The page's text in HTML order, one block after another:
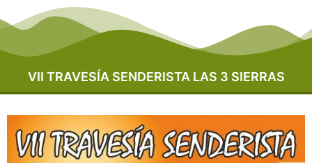
VII TRAVESÍA SENDERISTA LAS 3 SIERRAS